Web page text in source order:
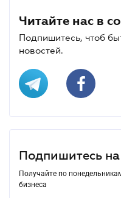
Читайте нас в
Подпишитесь, чтоб
новостей.
Подпишитесь
Получайте по
бизнеса